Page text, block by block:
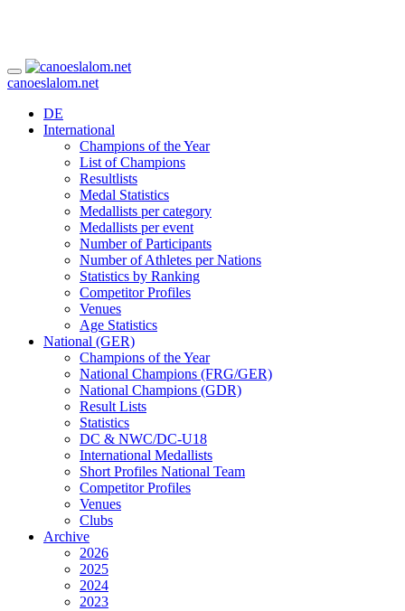
canoeslalom.net
DE
International
Champions of the Year
List of Champions
Resultlists
Medal Statistics
Medallists per category
Medallists per event
Number of Participants
Number of Athletes per Nations
Statistics by Ranking
Competitor Profiles
Venues
Age Statistics
National (GER)
Champions of the Year
National Champions (FRG/GER)
National Champions (GDR)
Result Lists
Statistics
DC & NWC/DC-U18
International Medallists
Short Profiles National Team
Competitor Profiles
Venues
Clubs
Archive
2026
2025
2024
2023